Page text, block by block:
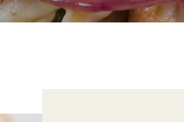
Santa Margherita